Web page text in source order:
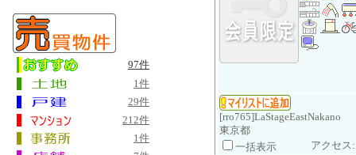
97件
1件
29件
212件
1件
[rro765]LaStageEastNakano
東京都
一括表示
アクセス